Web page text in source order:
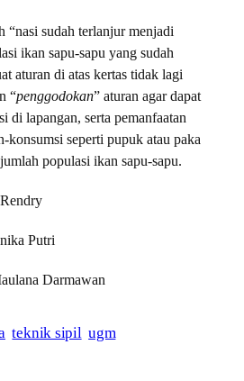
“nasi sudah terlanjur menjadi
ikan sapu-sapu yang sudah
aturan di atas kertas tidak lagi
“penggodokan” aturan agar dapat
di lapangan, serta pemanfaatan
konsumsi seperti pupuk atau paka
populasi ikan sapu-sapu.
Putri
Darmawan
teknik sipil ugm